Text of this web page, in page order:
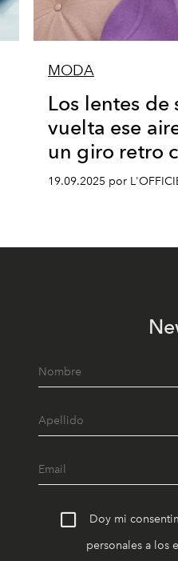
MODA
Los lentes de
vuelta ese
un giro retro
19.09.2025 por
Doy mi
personales a los